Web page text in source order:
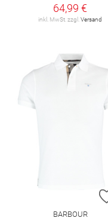
64,99 €
inkl. MwSt. zzgl. Versand
BARBOUR